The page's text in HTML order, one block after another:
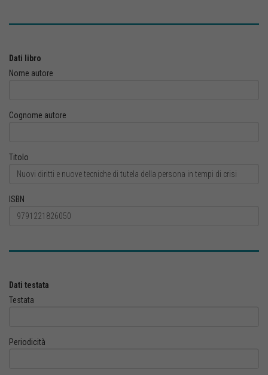
Dati libro
Nome autore
Cognome autore
Titolo
ISBN
Dati testata
Testata
Periodicità